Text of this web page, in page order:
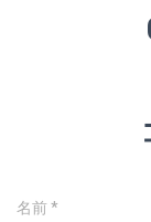
名前*